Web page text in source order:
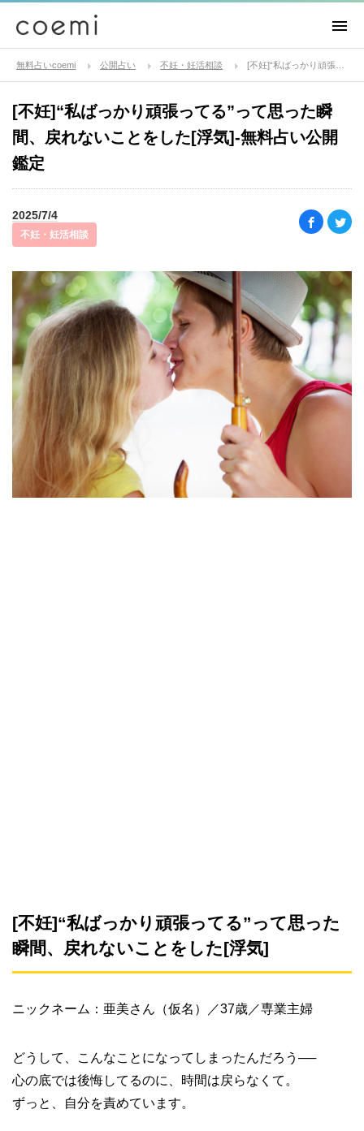
無料占いcoemi 公開占い 不妊・妊活相談
[不妊]“私ばっかり頑張ってる”って思った瞬
間、戻れないことをした[浮気]-無料占い公開
鑑定
2025/7/4
不妊・妊活相談
[不妊]“私ばっかり頑張ってる”って思った
瞬間、戻れないことをした[浮気]
ニックネーム：亜美さん（仮名）／37歳／専業主婦
どうして、こんなことになってしまったんだろう──
心の底では後悔してるのに、時間は戻らなくて。
ずっと、自分を責めています。